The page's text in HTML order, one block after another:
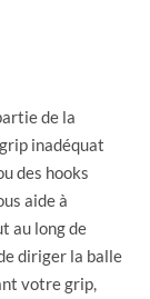
de la
inadéquat
des hooks
aide à
au long de
diriger la balle
votre grip,